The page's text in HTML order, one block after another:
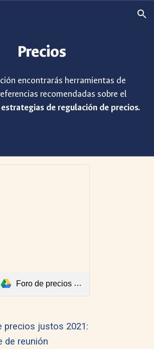
Skip to navigation
Precios
encontrarás herramientas de
recomendadas sobre el
estrategias de regulación de precios.
Foro de precios justos 2021 - Reporte de reunión.pdf
precios justos 2021:
de reunión